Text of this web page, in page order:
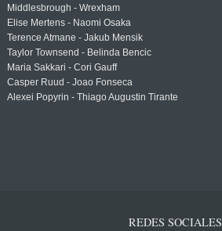
Middlesbrough - Wrexham
Elise Mertens - Naomi Osaka
Terence Atmane - Jakub Mensik
Taylor Townsend - Belinda Bencic
Maria Sakkari - Cori Gauff
Casper Ruud - Joao Fonseca
Alexei Popyrin - Thiago Augustin Tirante
REDES SOCIALES